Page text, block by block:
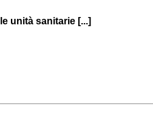
unità sanitarie [...]